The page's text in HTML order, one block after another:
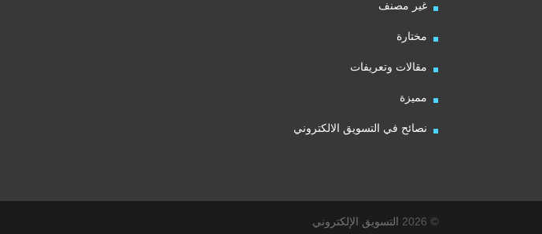
غير مصنف
مختارة
مقالات وتعريفات
مميزة
نصائح في التسويق الالكتروني
© 2026 التسويق الإلكتروني